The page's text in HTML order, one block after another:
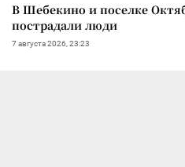
В Шебекино и поселке
пострадали люди
7 августа 2026, 23:23